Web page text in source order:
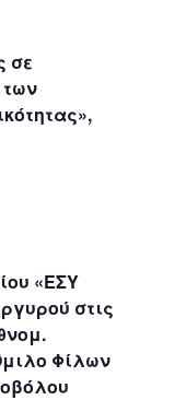
σε
«ΕΣΥ
στις
Φίλων